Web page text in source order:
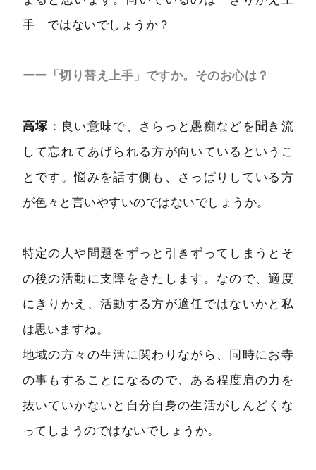
手」ではないでしょうか？
ーー「切り替え上手」ですか。そのお心は？
高塚 ：良い意味で、さらっと愚痴などを聞き流
して忘れてあげられる方が向いているというこ
とです。悩みを話す側も、さっぱりしている方
が色々と言いやすいのではないでしょうか。
特定の人や問題をずっと引きずってしまうとそ
の後の活動に支障をきたします。なので、適度
にきりかえ、活動する方が適任ではないかと私
は思いますね。
地域の方々の生活に関わりながら、同時にお寺
の事もすることになるので、ある程度肩の力を
抜いていかないと自分自身の生活がしんどくな
ってしまうのではないでしょうか。